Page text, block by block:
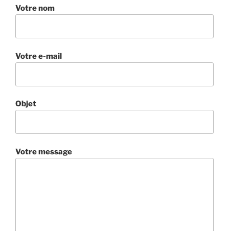
Votre nom
Votre e-mail
Objet
Votre message